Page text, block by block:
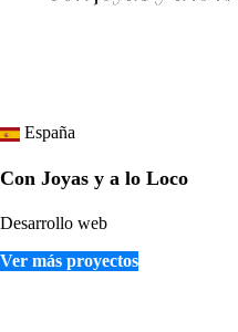
España
Con Joyas y a lo Loco
Desarrollo web
Ver más proyectos